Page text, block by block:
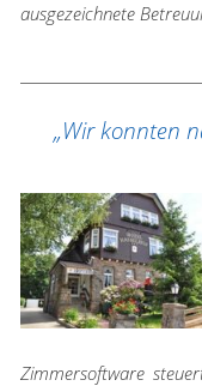
ausgezeichnete
„Wir konnten
Zimmersoftware